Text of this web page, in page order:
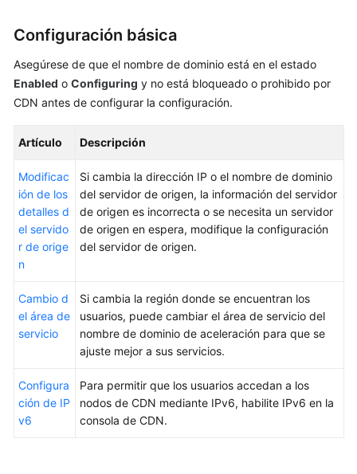
dominio
Configuración
del
nombre
dominio
Descripción
general
Recuperación
de
de
OBS
Configuración
Configuración
Configuración básica
Asegúrese de que el nombre de dominio está en el estado
Enabled o Configuring y no está bloqueado o prohibido por
CDN antes de configurar la configuración.
Artículo Descripción
Modificac
ión de los
detalles d
el servido
r de orige
n
Si cambia la dirección IP o el nombre de dominio
del servidor de origen, la información del servidor
de origen es incorrecta o se necesita un servidor
de origen en espera, modifique la configuración
del servidor de origen.
Cambio d
el área de
servicio
Si cambia la región donde se encuentran los
usuarios, puede cambiar el área de servicio del
nombre de dominio de aceleración para que se
ajuste mejor a sus servicios.
Configura
ción de IP
v6
Para permitir que los usuarios accedan a los
nodos de CDN mediante IPv6, habilite IPv6 en la
consola de CDN.